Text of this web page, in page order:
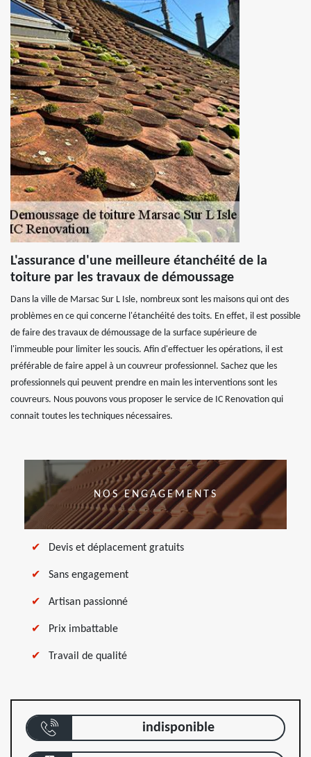
L'assurance d'une meilleure étanchéité de la
toiture par les travaux de démoussage
Dans la ville de Marsac Sur L Isle, nombreux sont les maisons qui ont des
problèmes en ce qui concerne l'étanchéité des toits. En effet, il est possible
de faire des travaux de démoussage de la surface supérieure de
l'immeuble pour limiter les soucis. Afin d'effectuer les opérations, il est
préférable de faire appel à un couvreur professionnel. Sachez que les
professionnels qui peuvent prendre en main les interventions sont les
couvreurs. Nous pouvons vous proposer le service de IC Renovation qui
connait toutes les techniques nécessaires.
NOS ENGAGEMENTS
Devis et déplacement gratuits
Sans engagement
Artisan passionné
Prix imbattable
Travail de qualité
indisponible